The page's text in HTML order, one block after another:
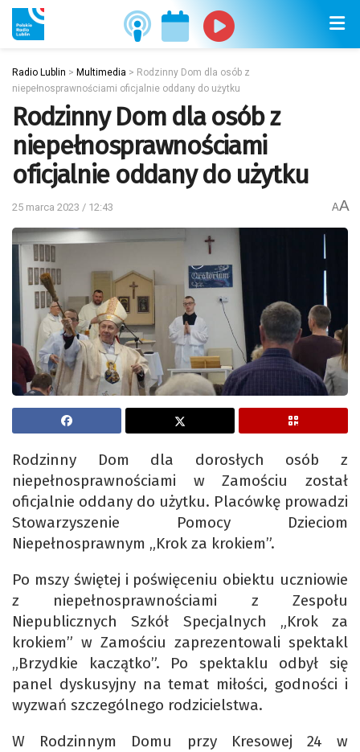
Radio Lublin > Multimedia > Rodzinny Dom dla osób z
niepełnosprawnościami oficjalnie oddany do użytku
Rodzinny Dom dla osób z
niepełnosprawnościami
oficjalnie oddany do użytku
25 marca 2023 / 12:43 AA
Rodzinny Dom dla dorosłych osób z
niepełnosprawnościami w Zamościu został
oficjalnie oddany do użytku. Placówkę prowadzi
Stowarzyszenie Pomocy Dzieciom
Niepełnosprawnym „Krok za krokiem”.
Po mszy świętej i poświęceniu obiektu uczniowie
z niepełnosprawnościami z Zespołu
Niepublicznych Szkół Specjalnych „Krok za
krokiem” w Zamościu zaprezentowali spektakl
„Brzydkie kaczątko”. Po spektaklu odbył się
panel dyskusyjny na temat miłości, godności i
wyzwań szczególnego rodzicielstwa.
W Rodzinnym Domu przy Kresowej 24 w